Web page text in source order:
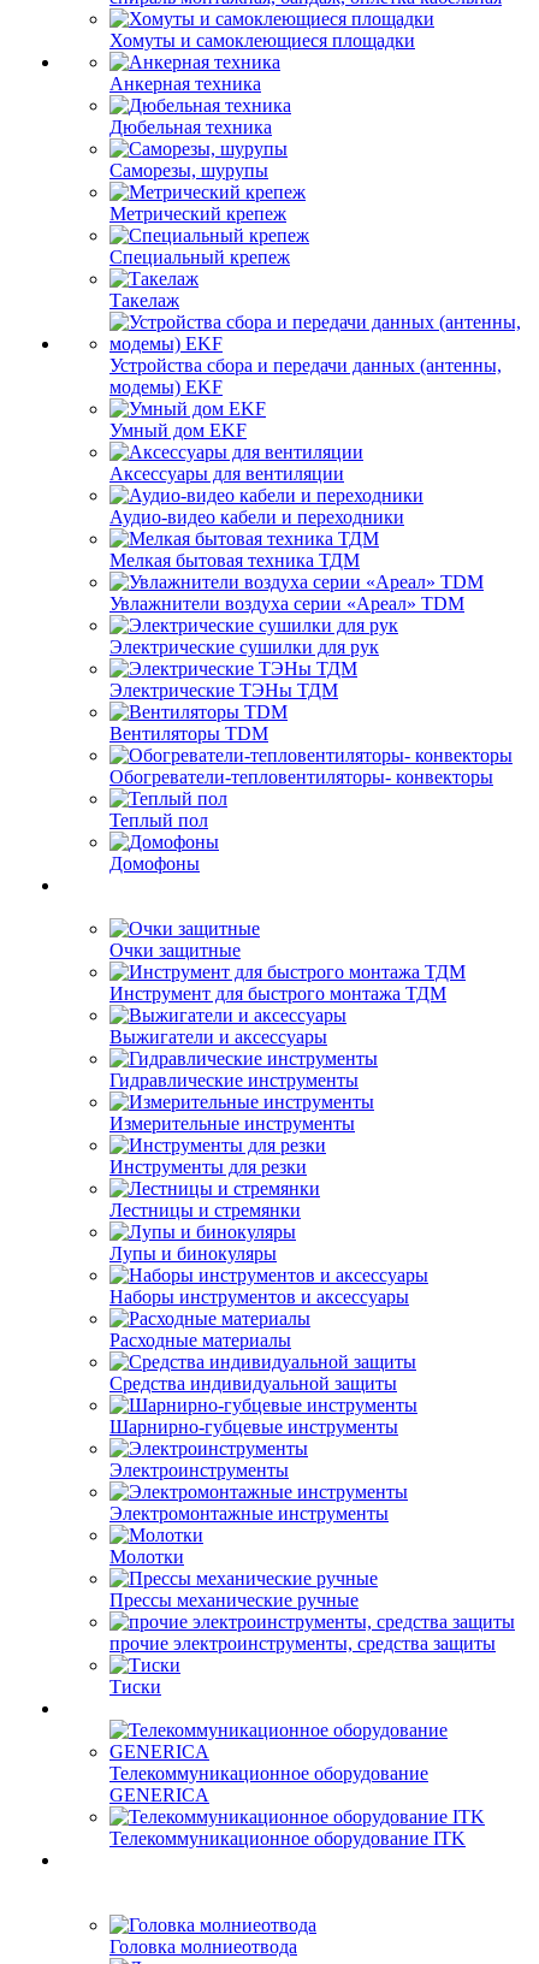
Хомуты и самоклеющиеся площадки
Анкерная техника
Дюбельная техника
Саморезы, шурупы
Метрический крепеж
Специальный крепеж
Такелаж
Устройства сбора и передачи данных (антенны,
модемы) EKF
Умный дом EKF
Аксессуары для вентиляции
Аудио-видео кабели и переходники
Мелкая бытовая техника ТДМ
Увлажнители воздуха серии «Ареал» TDM
Электрические сушилки для рук
Электрические ТЭНы ТДМ
Вентиляторы TDM
Обогреватели-тепловентиляторы- конвекторы
Теплый пол
Домофоны
Очки защитные
Инструмент для быстрого монтажа ТДМ
Выжигатели и аксессуары
Гидравлические инструменты
Измерительные инструменты
Инструменты для резки
Лестницы и стремянки
Лупы и бинокуляры
Наборы инструментов и аксессуары
Расходные материалы
Средства индивидуальной защиты
Шарнирно-губцевые инструменты
Электроинструменты
Электромонтажные инструменты
Молотки
Прессы механические ручные
прочие электроинструменты, средства защиты
Тиски
Телекоммуникационное оборудование
GENERICA
Телекоммуникационное оборудование ITK
Головка молниеотвода